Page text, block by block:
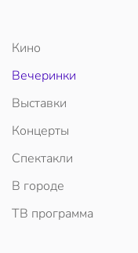
Кино
Вечеринки
Выставки
Концерты
Спектакли
В городе
ТВ программа